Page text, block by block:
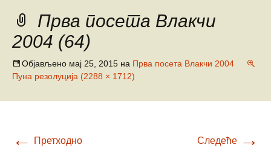
Прва посета Влакчи
2004 (64)
Објављено мај 25, 2015 на Прва посета Влакчи 2004
Пуна резолуција (2288 × 1712)
← Претходно Следеће →